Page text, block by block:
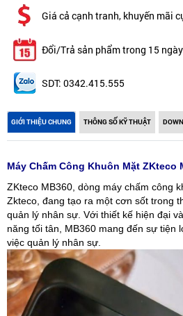
Giá cả cạnh tranh, khuyến mãi
Đổi/Trả sản phẩm trong 15 ngày
SDT: 0342.415.555
GIỚI THIỆU CHUNG THÔNG SỐ KỸ THUẬT
Máy Chấm Công Khuôn Mặt ZKteco
ZKteco MB360, dòng máy chấm công
Zkteco, đang tạo ra một cơn sốt trong
quản lý nhân sự. Với thiết kế hiện đại
năng tối tân, MB360 mang đến sự tiện
việc quản lý nhân sự.